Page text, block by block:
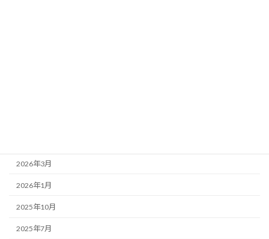
2026年3月
2026年1月
2025年10月
2025年7月